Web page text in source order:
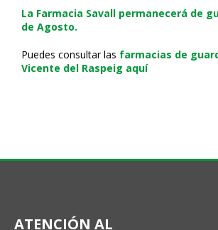
La Farmacia Savall permanecerá de
de Agosto.
Puedes consultar las farmacias de
Vicente del Raspeig aquí
ATENCIÓN AL